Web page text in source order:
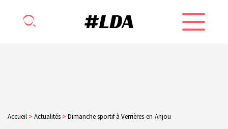
Accueil > Actualités > Dimanche sportif à Verrières-en-Anjou